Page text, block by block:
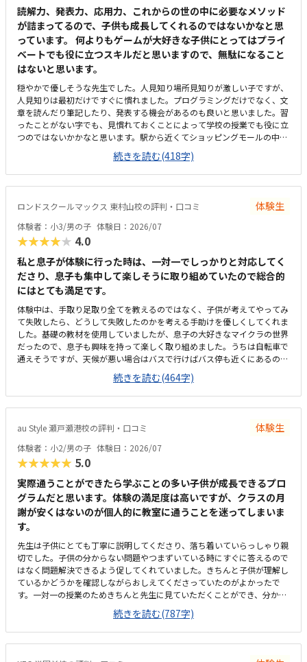
読解力、発表力、応用力、これからの世の中に必要なメソッド
が詰まってるので、子供も成長してくれるのではないかなと思
っています。 何よりもゲームが大好きな子供にとってはプライ
ベートでも役に立つスキルだと思いますので、無駄になること
はないと思います。
穏やかで優しそうな先生でした。人見知り場所見知りが激しい子ですが、
人見知りは最初だけですぐに慣れました。プログラミングだけでなく、文
章を読んだり筆記したり、発表する機会があるのも良いと思いました。習
ったことがない字でも、見慣れておくことによって学校の授業でも役に立
つのではないかかなと思います。駅から近くてショッピングモールの中に
あるので便利です。車で来ても授業分の駐車券は付けてくれるそうです。
ドコモショップ内なので音が気になるかと思いましたが、扉を閉めればそ
んなに気になりませんでした。一面ガラスなので程よい解放感で授業の様
子が見れます。プログラミング教室としてはこれくらいかな、という印象
です。教材はマイクラなのでプライベートでも使えるからいいかな、と思
ってます。学校で使っているパソコンはタッチパネルタイプなので、キー
ボードは打てるかなと心配でしたが、すぐに慣れました。コマンド１つで
たくさん動物が出せるのがツボだったようです。
続きを読む(418字)
ロンドスクールマックス 東村山校の評判・口コミ 体験生
体験者：小3/男の子 体験日：2026/07
★★★★★ 4.0
私と息子が体験に行った時は、一対一でしっかりと対応してく
ださり、息子も集中して楽しそうに取り組めていたので総合的
にはとても満足です。
体験中は、手取り足取り全てを教えるのではなく、子供が考えてやってみ
て失敗したら、どうして失敗したのかを考える手助けを優しくしてくれま
した。基礎の教材を使用していましたが、息子の大好きなマイクラの世界
だったので、息子も興味を持って楽しく取り組めました。うちは自転車で
通えそうですが、天候が悪い場合はバスで行けばバス停も近くにあるので
で通いやすいな思います。久米川駅からも近く、駐車場・駐輪場もあるの
でアクセスはいいと思います。入り口は施錠してあり、カードをかざすと
解錠され中に入れるシステムで防犯面でも安心できると思いました。建物
内もとても綺麗で、清潔感もあり良かったです。少人数制で手厚くしっか
り学べるということを考えればまあ許容範囲かなとも思います。ですが、
週一回1時間でこの値段は少し高いなとも思うので、もう少し安かったら
嬉しいです。少人数で学べるので、先生の目も行き届き学びやすいと思い
ました。ただプログラミングを学ぶだけでなく、学校生活や将来にも役に
たつ考え方や取り組み方など成長出来そうな要素が沢山あるなと感じまし
た。
続きを読む(464字)
au Style 瀬戸瀬港校の評判・口コミ 体験生
体験者：小2/男の子 体験日：2026/07
★★★★★ 5.0
実際通うことができたら学ぶことの多い子供が成長できるプロ
グラムだと思います。体験の満足度は高いですが、クラスの月
謝が安くはないのが個人的に教室に通うことを迷ってしまいま
す。
先生は子供にとても丁寧に説明してくださり、落ち着いていらっしゃり親
切でした。子供の分からない問題やつまずいている時にすぐに答えるので
はなく問題解決できるよう促してくれていました。きちんと子供が理解し
ているかどうかを確認しながらおしえてくださっていたのがよかったで
す。一対一の授業のためきちんと先生に見ていただくことができ、分から
ない時も先生に質問できるので子供にとっても安心して授業が受けれると
思いました。独自のプログラムを利用し、設定された目標に基づいたクラ
スだと思います。発表する日もあるようで、自分の言葉で考えや意見を伝
える力が養えることも魅力だと思いました。教材もきちんと用意していて
くださり、説明も子供がわかりやすいように丁寧でした。駐車場はとても
続きを読む(787字)